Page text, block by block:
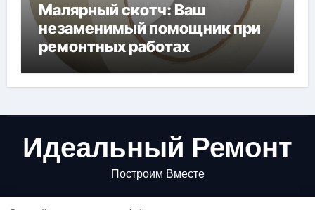
Малярный скотч: Ваш
незаменимый помощник при
ремонтных работах
Идеальный Ремонт
Построим Вместе